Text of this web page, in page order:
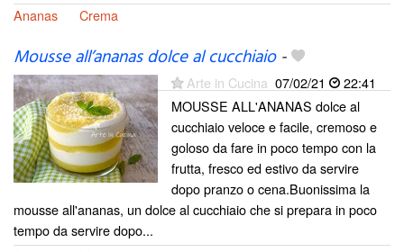
Ananas
Crema
Mousse all’ananas dolce al cucchiaio-
Arte in Cucina 07/02/21
22:41
MOUSSE ALL'ANANAS dolce al
cucchiaio veloce e facile, cremoso e
goloso da fare in poco tempo con la
frutta, fresco ed estivo da servire
dopo pranzo o cena.Buonissima la
mousse all'ananas, un dolce al cucchiaio che si prepara in poco
tempo da servire dopo...